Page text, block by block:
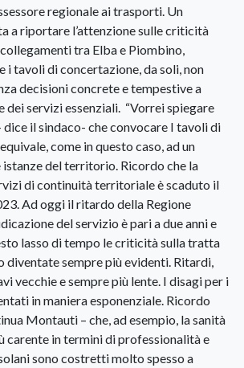
regionale ai trasporti. Un
a riportare l’attenzione sulle criticità
tra Elba e Piombino,
i tavoli di concertazione, da soli, non
decisioni concrete e tempestive a
dei servizi essenziali. “Vorrei spiegare
dice il sindaco- che convocare I tavoli di
come in questo caso, ad un
del territorio. Ricordo che la
di continuità territoriale è scaduto il
Ad oggi il ritardo della Regione
del servizio è pari a due anni e
lasso di tempo le criticità sulla tratta
diventate sempre più evidenti. Ritardi,
vecchie e sempre più lente. I disagi per i
in maniera esponenziale. Ricordo
Montauti – che, ad esempio, la sanità
carente in termini di professionalità e
sono costretti molto spesso a